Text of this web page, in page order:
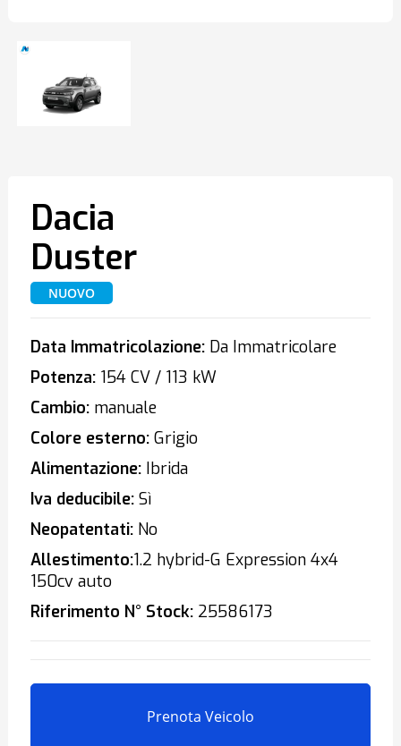
Dacia
Duster
NUOVO
Data Immatricolazione:Da Immatricolare
Potenza:154 CV / 113 kW
Cambio:manuale
Colore esterno:Grigio
Alimentazione:Ibrida
Iva deducibile:Sì
Neopatentati:No
Allestimento:1.2 hybrid-G Expression 4x4
150cv auto
Riferimento N° Stock:25586173
Prenota Veicolo